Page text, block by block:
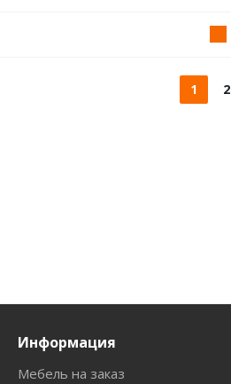
1 2
Информация
Мебель на заказ